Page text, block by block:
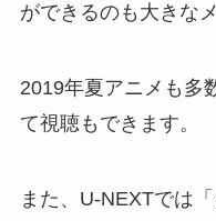
ができるのも大きな
2019年夏アニメも多
て視聴もできます。
また、U-NEXTでは